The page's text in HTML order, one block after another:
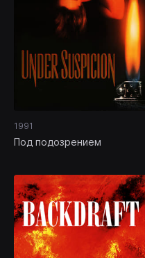
1991
Под подозрением